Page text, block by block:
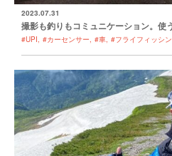
2023.07.31
撮影も釣りもコミュニケーション。使
#UPI #カーセンサー #車 #フライフィッシ